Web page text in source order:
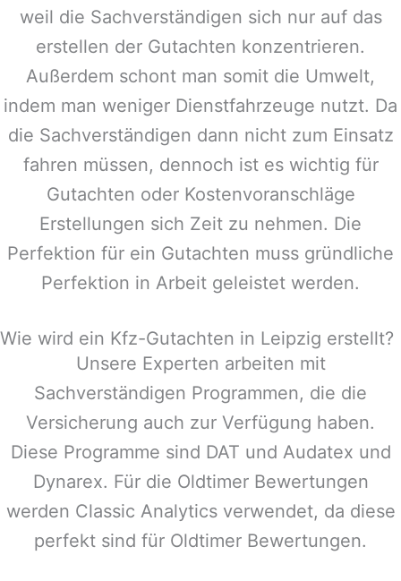
weil die Sachverständigen sich nur auf das
erstellen der Gutachten konzentrieren.
Außerdem schont man somit die Umwelt,
indem man weniger Dienstfahrzeuge nutzt. Da
die Sachverständigen dann nicht zum Einsatz
fahren müssen, dennoch ist es wichtig für
Gutachten oder Kostenvoranschläge
Erstellungen sich Zeit zu nehmen. Die
Perfektion für ein Gutachten muss gründliche
Perfektion in Arbeit geleistet werden.
Wie wird ein Kfz-Gutachten in Leipzig erstellt?
Unsere Experten arbeiten mit
Sachverständigen Programmen, die die
Versicherung auch zur Verfügung haben.
Diese Programme sind DAT und Audatex und
Dynarex. Für die Oldtimer Bewertungen
werden Classic Analytics verwendet, da diese
perfekt sind für Oldtimer Bewertungen.